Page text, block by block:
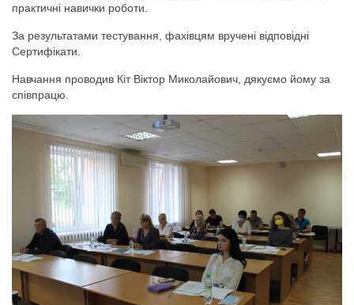
практичні навички роботи.
За результатами тестування, фахівцям вручені відповідні
Сертифікати.
Навчання проводив Кіт Віктор Миколайович, дякуємо йому за
співпрацю.